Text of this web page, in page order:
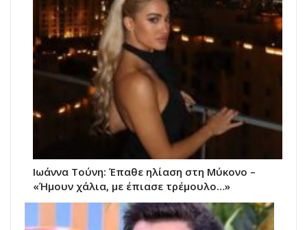
Ιωάννα Τούνη: Έπαθε ηλίαση στη Μύκονο –
«Ήμουν χάλια, με έπιασε τρέμουλο…»